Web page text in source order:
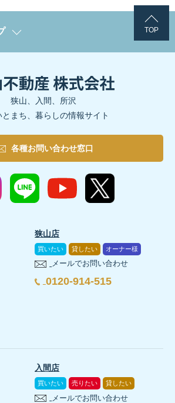
TOP
狭山、入間、所沢
とまち、暮らしの情報サイト
各種お問い合わせ窓口
狭山店
買いたい 貸したい オーナー様
メールでお問い合わせ
0120-914-515
入間店
買いたい 売りたい 貸したい
メールでお問い合わせ